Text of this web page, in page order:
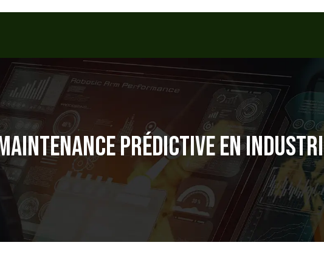
PRÉDICTIVE EN